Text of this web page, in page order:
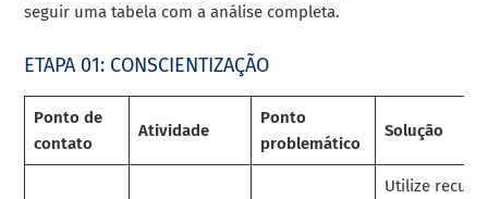
seguir uma tabela com a análise completa.
ETAPA 01: CONSCIENTIZAÇÃO
Ponto de
contato
Atividade
Ponto
problemático
Solução
Utilize